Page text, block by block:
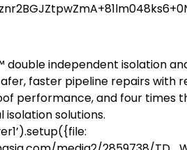
double independent isolation
faster pipeline repairs with
performance, and four times
solutions.